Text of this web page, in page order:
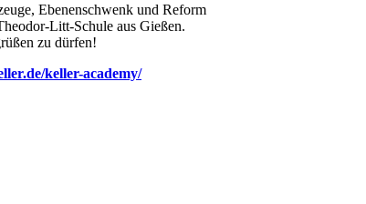
Ebenenschwenk und Reform
Litt-Schule aus Gießen.
zu dürfen!
keller-academy/